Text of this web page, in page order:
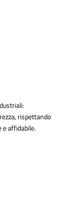
rispettando
e affidabile.